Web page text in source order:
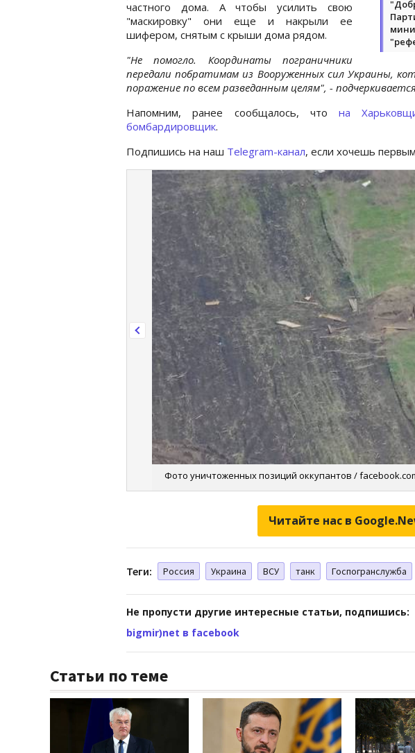
частного дома. А чтобы усилить свою
"маскировку" они еще и накрыли ее
шифером, снятым с крыши дома рядом.
"Не помогло. Координаты пограничники
передали побратимам из Вооруженных сил Украины,
поражение по всем разведанным целям", -
Напомним, ранее сообщалось, что на
бомбардировщик.
Подпишись на наш Telegram-канал, если хочешь
Фото уничтоженных позиций оккупантов /
Читайте нас в
Теги: Россия Украина ВСУ танк Госпогранслужба
Не пропусти другие интересные статьи, подпишись:
bigmir)net в facebook
Статьи по теме